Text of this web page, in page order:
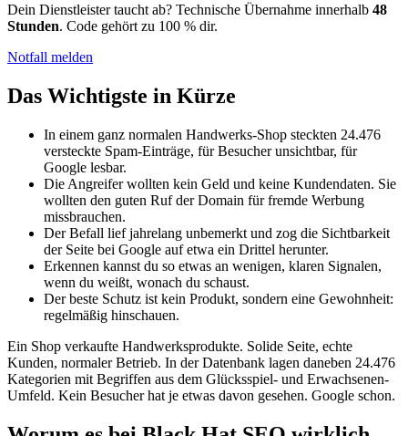
Dein Dienstleister taucht ab? Technische Übernahme innerhalb 48
Stunden. Code gehört zu 100 % dir.
Notfall melden
Das Wichtigste in Kürze
In einem ganz normalen Handwerks-Shop steckten 24.476
versteckte Spam-Einträge, für Besucher unsichtbar, für
Google lesbar.
Die Angreifer wollten kein Geld und keine Kundendaten. Sie
wollten den guten Ruf der Domain für fremde Werbung
missbrauchen.
Der Befall lief jahrelang unbemerkt und zog die Sichtbarkeit
der Seite bei Google auf etwa ein Drittel herunter.
Erkennen kannst du so etwas an wenigen, klaren Signalen,
wenn du weißt, wonach du schaust.
Der beste Schutz ist kein Produkt, sondern eine Gewohnheit:
regelmäßig hinschauen.
Ein Shop verkaufte Handwerksprodukte. Solide Seite, echte
Kunden, normaler Betrieb. In der Datenbank lagen daneben 24.476
Kategorien mit Begriffen aus dem Glücksspiel- und Erwachsenen-
Umfeld. Kein Besucher hat je etwas davon gesehen. Google schon.